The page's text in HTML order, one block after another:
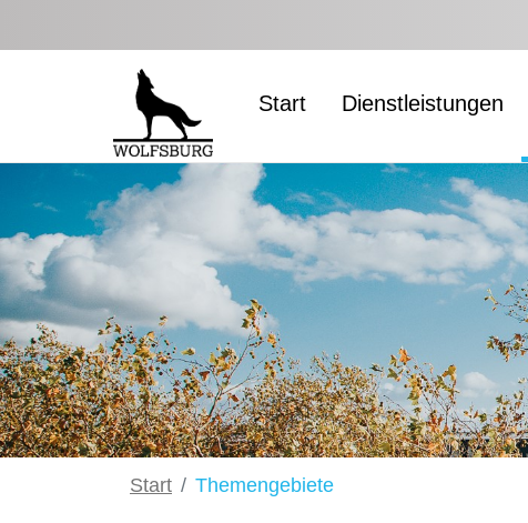
Start Dienstleistungen
Start Themengebiete